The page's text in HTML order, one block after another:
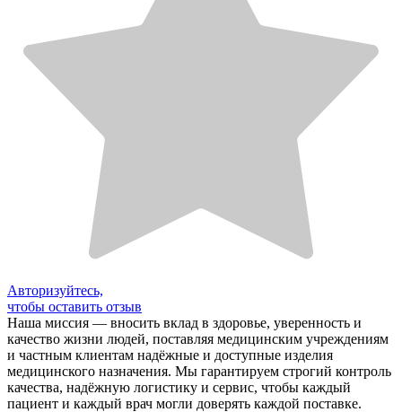
Авторизуйтесь,
чтобы оставить отзыв
Наша миссия — вносить вклад в здоровье, уверенность и
качество жизни людей, поставляя медицинским учреждениям
и частным клиентам надёжные и доступные изделия
медицинского назначения. Мы гарантируем строгий контроль
качества, надёжную логистику и сервис, чтобы каждый
пациент и каждый врач могли доверять каждой поставке.